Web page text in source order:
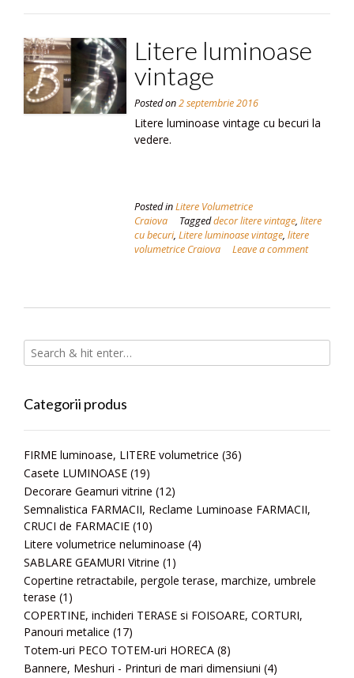
Litere luminoase
vintage
Posted on2 septembrie 2016
Litere luminoase vintage cu becuri la
vedere.
Posted inLitere Volumetrice
Craiova
Taggeddecor litere vintage, litere
cu becuri, Litere luminoase vintage, litere
volumetrice Craiova
Leave a comment
Categorii produs
FIRME luminoase, LITERE volumetrice (36)
Casete LUMINOASE (19)
Decorare Geamuri vitrine (12)
Semnalistica FARMACII, Reclame Luminoase FARMACII,
CRUCI de FARMACIE (10)
Litere volumetrice neluminoase (4)
SABLARE GEAMURI Vitrine (1)
Copertine retractabile, pergole terase, marchize, umbrele
terase (1)
COPERTINE, inchideri TERASE si FOISOARE, CORTURI,
Panouri metalice (17)
Totem-uri PECO TOTEM-uri HORECA (8)
Bannere, Meshuri - Printuri de mari dimensiuni (4)